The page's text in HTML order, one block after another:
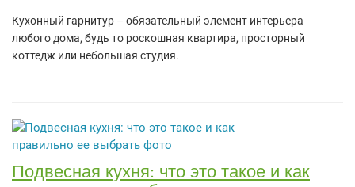
Кухонный гарнитур – обязательный элемент интерьера
любого дома, будь то роскошная квартира, просторный
коттедж или небольшая студия.
Подвесная кухня: что это такое и как